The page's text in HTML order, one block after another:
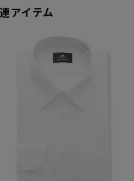
アイテム